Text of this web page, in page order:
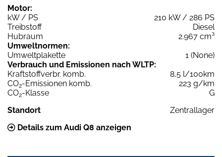
Motor:
kW / PS
210 kW / 286 PS
Treibstoff
Diesel
Hubraum
2.967 cm³
Umweltnormen:
Umweltplakette
1 (None)
Verbrauch und Emissionen nach WLTP:
Kraftstoffverbr. komb.
8,5 l/100km
CO2-Emissionen komb.
223 g/km
CO2-Klasse
G
Standort
Zentrallager
Details zum Audi Q8 anzeigen